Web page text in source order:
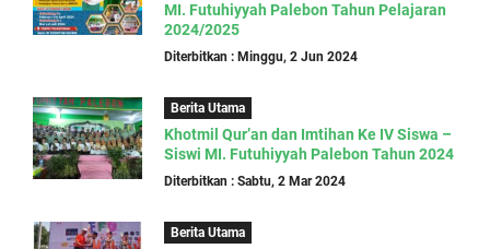
MI. Futuhiyyah Palebon Tahun Pelajaran
2024/2025
Diterbitkan : Minggu, 2 Jun 2024
Berita Utama
Khotmil Qur’an dan Imtihan Ke IV Siswa –
Siswi MI. Futuhiyyah Palebon Tahun 2024
Diterbitkan : Sabtu, 2 Mar 2024
Berita Utama